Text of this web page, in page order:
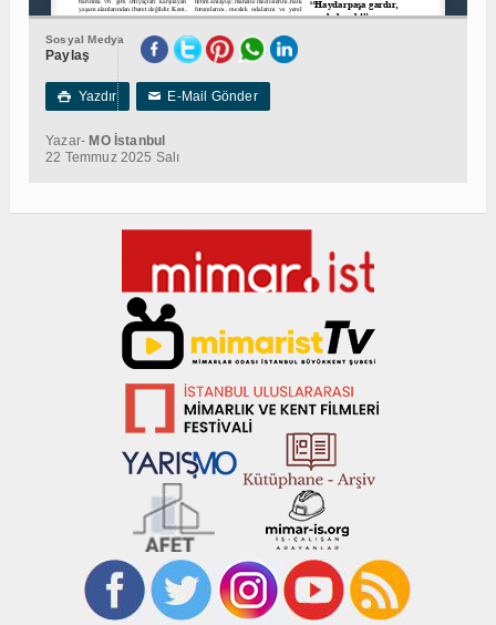
Sosyal Medya
Paylaş
 Yazdır ✉E-Mail Gönder
Yazar- MO İstanbul
22 Temmuz 2025 Salı